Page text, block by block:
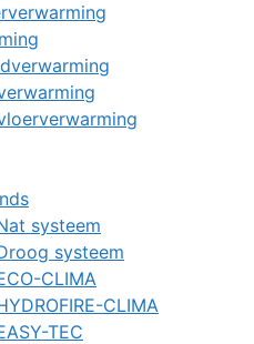
systeem
systeem
CLIMA
CLIMA
TEC